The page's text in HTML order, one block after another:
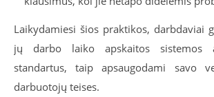
Laikydamiesi šios praktikos, darbdaviai
jų darbo laiko apskaitos sistemos
standartus, taip apsaugodami savo
darbuotojų teises.